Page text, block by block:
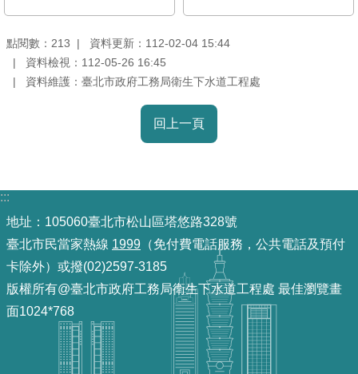
宣
告
安
全
政
策
聯
點閱數： 213
資料更新：112-02-04 15:44
資料檢視：112-05-26 16:45
資料維護：臺北市政府工務局衛生下水道工程處
回上一頁
:::
地址：105060臺北市松山區塔悠路328號
臺北市民當家熱線 1999 （免付費電話服務，公共電話及預付
卡除外）或撥(02)2597-3185
版權所有@臺北市政府工務局衛生下水道工程處 最佳瀏覽畫
面1024*768